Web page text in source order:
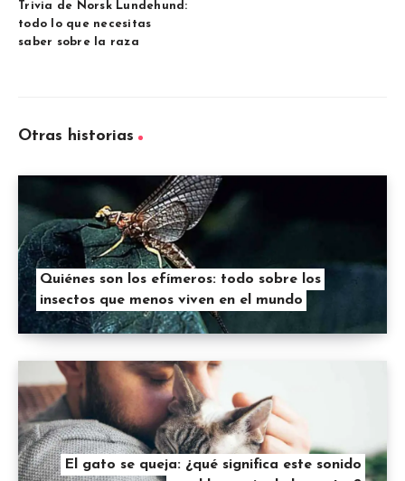
Trivia de Norsk Lundehund:
todo lo que necesitas
saber sobre la raza
Otras historias
Quiénes son los efímeros: todo sobre los
insectos que menos viven en el mundo
El gato se queja: ¿qué significa este sonido